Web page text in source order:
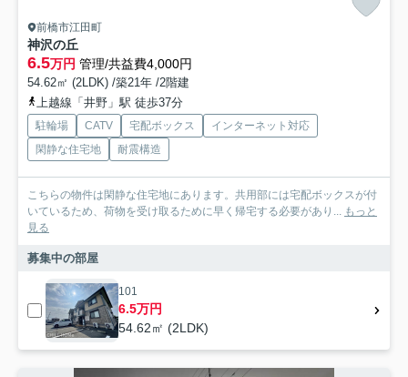
前橋市江田町
神沢の丘
6.5万円 管理/共益費4,000円
54.62㎡ (2LDK) /築21年 /2階建
上越線「井野」駅 徒歩37分
駐輪場 CATV 宅配ボックス
インターネット対応
閑静な住宅地
耐震構造
こちらの物件は閑静な住宅地にあります。共用部には宅配ボックスが付
いているため、荷物を受け取るために早く帰宅する必要があり... もっと
見る
募集中の部屋
101
6.5万円
54.62㎡ (2LDK)